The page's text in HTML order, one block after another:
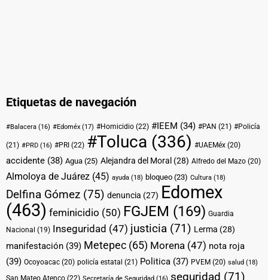
Etiquetas de navegación
#Balacera (16) #Edoméx (17) #Homicidio (22) #IEEM (34) #PAN (21) #Policía
(21) #PRD (16) #PRI (22) #Toluca (336) #UAEMéx (20)
accidente (38) Agua (25) Alejandra del Moral (28) Alfredo del Mazo (20)
Almoloya de Juárez (45) ayuda (18) bloqueo (23) Cultura (18)
Delfina Gómez (75) denuncia (27) Edomex
(463) feminicidio (50) FGJEM (169) Guardia
Nacional (19) Inseguridad (47) justicia (71) Lerma (28)
manifestación (39) Metepec (65) Morena (47) nota roja
(39) Ocoyoacac (20) policía estatal (21) Politica (37) PVEM (20) salud (18)
San Mateo Atenco (22) seguridad (71)